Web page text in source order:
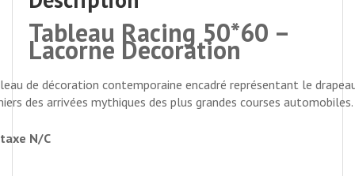
Tableau Racing 50*60 –
Lacorne Decoration
de décoration contemporaine encadré représentant le
des arrivées mythiques des plus grandes courses automobiles.
N/C